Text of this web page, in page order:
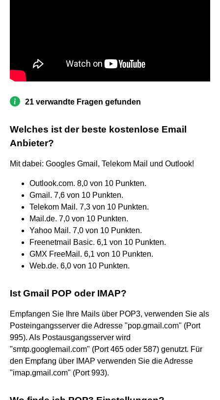
21 verwandte Fragen gefunden
Welches ist der beste kostenlose Email
Anbieter?
Mit dabei: Googles Gmail, Telekom Mail und Outlook!
Outlook.com. 8,0 von 10 Punkten.
Gmail. 7,6 von 10 Punkten.
Telekom Mail. 7,3 von 10 Punkten.
Mail.de. 7,0 von 10 Punkten.
Yahoo Mail. 7,0 von 10 Punkten.
Freenetmail Basic. 6,1 von 10 Punkten.
GMX FreeMail. 6,1 von 10 Punkten.
Web.de. 6,0 von 10 Punkten.
Ist Gmail POP oder IMAP?
Empfangen Sie Ihre Mails über POP3, verwenden Sie als
Posteingangsserver die Adresse "pop.gmail.com" (Port
995). Als Postausgangsserver wird
"smtp.googlemail.com" (Port 465 oder 587) genutzt. Für
den Empfang über IMAP verwenden Sie die Adresse
"imap.gmail.com" (Port 993).